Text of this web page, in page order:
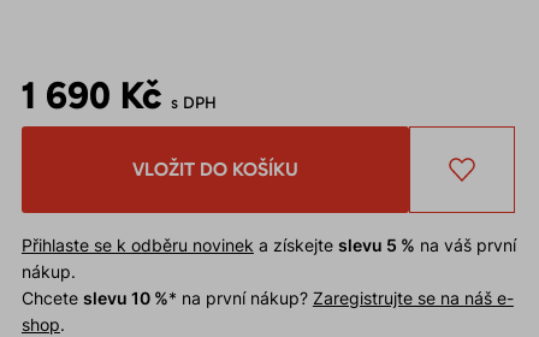
1 690 Kč s DPH
VLOŽIT DO KOŠÍKU
Přihlaste se k odběru novinek a získejte slevu 5 % na váš první
nákup.
Chcete slevu 10 %* na první nákup? Zaregistrujte se na náš e-
shop.